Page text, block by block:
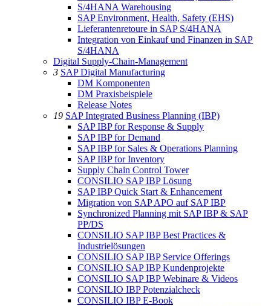
S/4HANA Warehousing
SAP Environment, Health, Safety (EHS)
Lieferantenretoure in SAP S/4HANA
Integration von Einkauf und Finanzen in SAP
S/4HANA
Digital Supply-Chain-Management
3 SAP Digital Manufacturing
DM Komponenten
DM Praxisbeispiele
Release Notes
19 SAP Integrated Business Planning (IBP)
SAP IBP for Response & Supply
SAP IBP for Demand
SAP IBP for Sales & Operations Planning
SAP IBP for Inventory
Supply Chain Control Tower
CONSILIO SAP IBP Lösung
SAP IBP Quick Start & Enhancement
Migration von SAP APO auf SAP IBP
Synchronized Planning mit SAP IBP & SAP
PP/DS
CONSILIO SAP IBP Best Practices &
Industrielösungen
CONSILIO SAP IBP Service Offerings
CONSILIO SAP IBP Kundenprojekte
CONSILIO SAP IBP Webinare & Videos
CONSILIO IBP Potenzialcheck
CONSILIO IBP E-Book